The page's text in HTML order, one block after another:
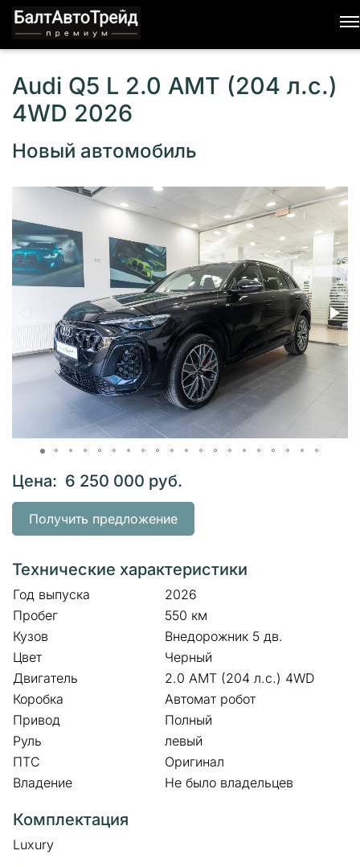
Audi Q5 L 2.0 AMT (204 л.с.)
4WD 2026
Новый автомобиль
Цена: 6 250 000 руб.
Получить предложение
Технические характеристики
Год выпуска
2026
Пробег
550 км
Кузов
Внедорожник 5 дв.
Цвет
Черный
Двигатель
2.0 AMT (204 л.с.) 4WD
Коробка
Автомат робот
Привод
Полный
Руль
левый
ПТС
Оригинал
Владение
Не было владельцев
Комплектация
Luxury